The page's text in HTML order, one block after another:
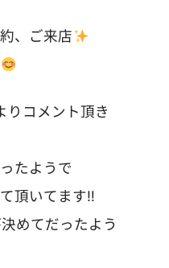
、ご来店
りコメント頂き
たようで
頂いてます‼︎
めてだったよう